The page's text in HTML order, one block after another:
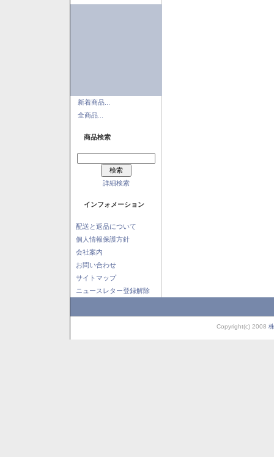
新着商品...
全商品...
商品検索
詳細検索
インフォメーション
配送と返品について
個人情報保護方針
会社案内
お問い合わせ
サイトマップ
ニュースレター登録解除
Copyright(c) 2008